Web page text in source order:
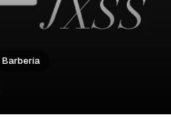
Barbería